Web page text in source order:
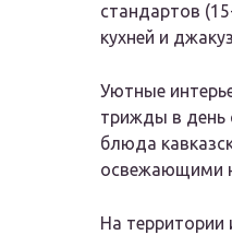
стандартов
кухней и
Уютные
трижды в день
блюда
освежающими
На территории